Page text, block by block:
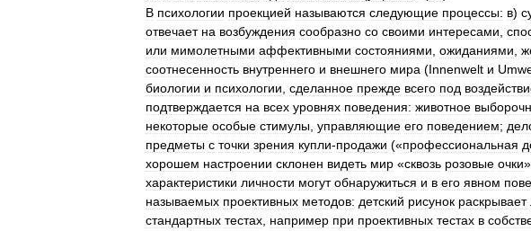
В психологии проекцией называются следующие процессы: в)
отвечает на возбуждения сообразно со своими интересами
или мимолетными аффективными состояниями ожиданиями
соотнесенность внутреннего и внешнего мира (Innenwelt и
биологии и психологии сделанное прежде всего под
подтверждается на всех уровнях поведения: животное
некоторые особые стимулы управляющие его поведением;
предметы с точки зрения купли-продажи («профессиональная
хорошем настроении склонен видеть мир «сквозь розовые очки»
характеристики личности могут обнаружиться и в его явном
называемых проективных методов: детский рисунок раскрывает
стандартных тестах например при проективных тестах в